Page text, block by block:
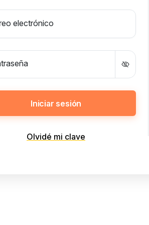
electrónico
Iniciar sesión
Olvidé mi clave